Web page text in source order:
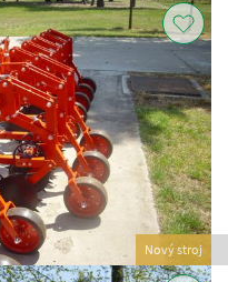
Nový stroj